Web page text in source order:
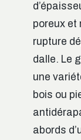
poreux et
rupture
dalle. Le
une
bois ou
abords